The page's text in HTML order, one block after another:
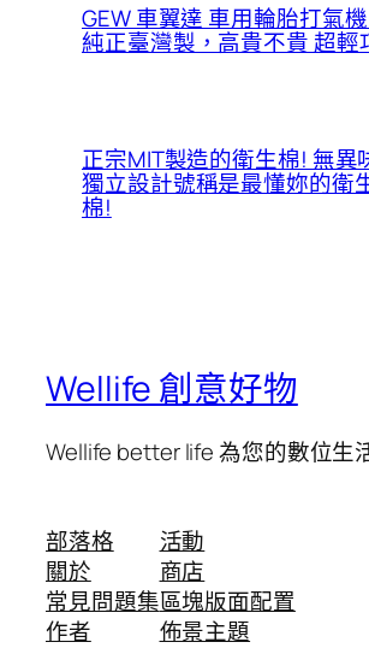
GEW 車翼達 車用輪胎打氣機
純正臺灣製，高貴不貴 超輕
正宗MIT製造的衛生棉! 無異
獨立設計號稱是最懂妳的衛
棉!
Wellife 創意好物
Wellife better life 為您的數位生
部落格
關於
常見問題集
作者
活動
商店
區塊版面配置
佈景主題